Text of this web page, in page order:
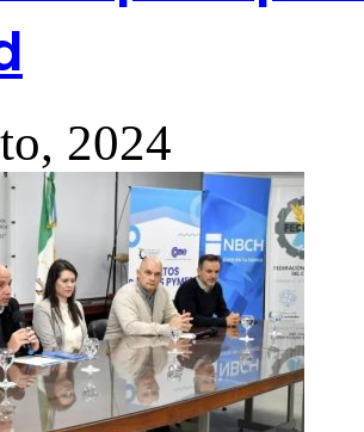
2024